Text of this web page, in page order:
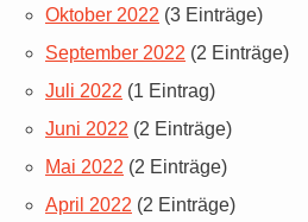
Oktober 2022 (3 Einträge)
September 2022 (2 Einträge)
Juli 2022 (1 Eintrag)
Juni 2022 (2 Einträge)
Mai 2022 (2 Einträge)
April 2022 (2 Einträge)